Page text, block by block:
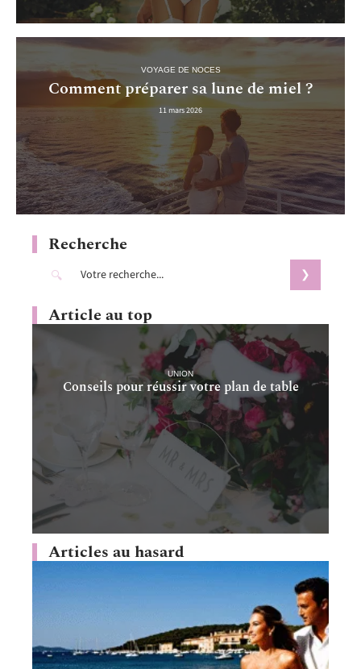
VOYAGE DE NOCES
Comment préparer sa lune de miel ?
11 mars 2026
Recherche
Article au top
UNION
Conseils pour réussir votre plan de table
Articles au hasard